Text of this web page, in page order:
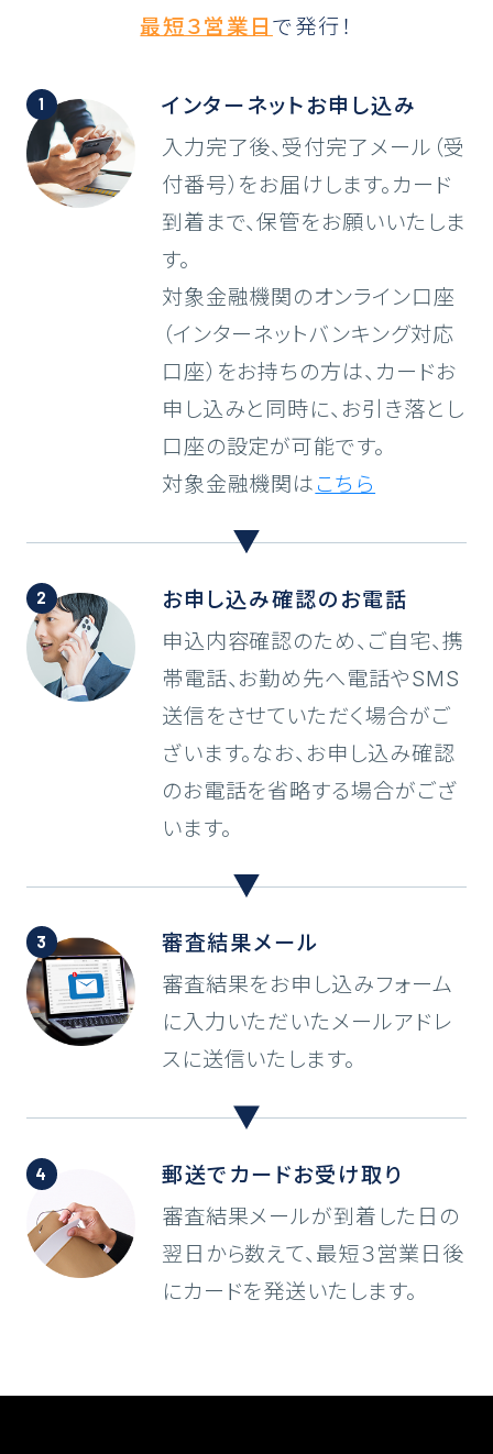
最短３営業日 で発行！
インターネット お申し込み
入力完了後、受付完了メール（受
付番号）をお届けします。カード
到着まで、保管をお願いいたしま
す。
対象金融機関のオンライン口座
（インターネットバンキング対応
口座）をお持ちの方は、カードお
申し込みと同時に、お引き落とし
口座の設定が可能です。
対象金融機関は こちら
お申し込み確認の お電話
申込内容確認のため、ご自宅、携
帯電話、お勤め先へ電話やSMS
送信をさせていただく場合がご
ざいます。なお、お申し込み確認
のお電話を省略する場合がござ
います。
審査結果メール
審査結果をお申し込みフォーム
に入力いただいたメールアドレ
スに送信いたします。
郵送で カードお受け取り
審査結果メールが到着した日の
翌日から数えて、最短３営業日後
にカードを発送いたします。